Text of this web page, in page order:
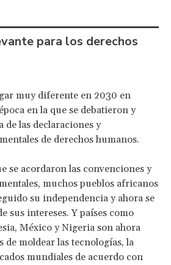
para los derechos
muy diferente en 2030 en
en la que se debatieron y
de las declaraciones y
de derechos humanos.
se acordaron las convenciones y
muchos pueblos africanos
su independencia y ahora se
sus intereses. Y países como
México y Nigeria son ahora
de moldear las tecnologías, la
mundiales de acuerdo con